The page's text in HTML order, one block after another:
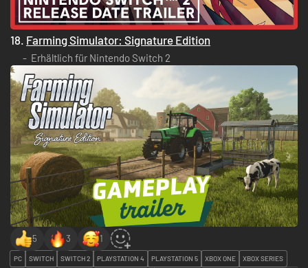
18. Farming Simulator: Signature Edition
Erhältlich für Nintendo Switch 2
5 3 1
PC SWITCH SWITCH 2 PLAYSTATION 4 PLAYSTATION 5 XBOX ONE XBOX SERIES